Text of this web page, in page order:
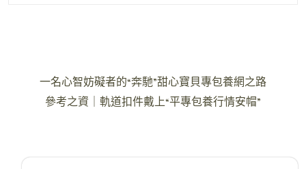
一名心智妨礙者的“奔馳”甜心寶貝專包養網之路
參考之資｜軌道扣件戴上“平專包養行情安帽”